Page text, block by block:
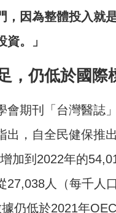
，因為整體投入就
。」
，仍低於國際
會期刊「台灣醫誌
出，自全民健保推
加到2022年的
27,038人（每千人
仍低於2021年